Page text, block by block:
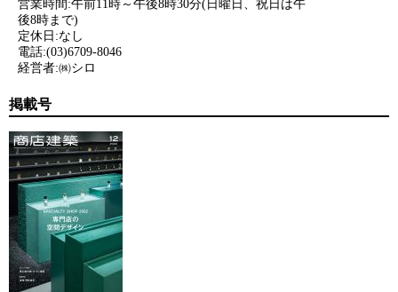
営業時間:午前11時～午後8時30分(日曜日、祝日は午
後8時まで)
定休日:なし
電話:(03)6709-8046
経営者:㈱シロ
掲載号